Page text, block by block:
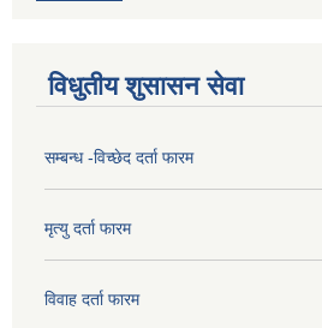
विधुतीय शुसासन सेवा
सम्बन्ध -विच्छेद दर्ता फारम
मृत्यु दर्ता फारम
विवाह दर्ता फारम